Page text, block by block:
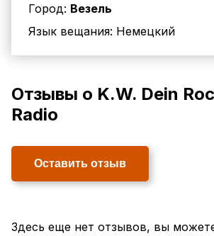
Город: Везель
Язык вещания: Немецкий
Отзывы о K.W. Dein
Radio
Оставить отзыв
Здесь еще нет отзывов, вы